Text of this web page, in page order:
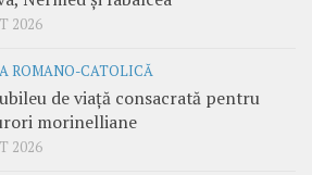
2026
ROMANO-CATOLICĂ
de viață consacrată pentru
morinelliane
2026